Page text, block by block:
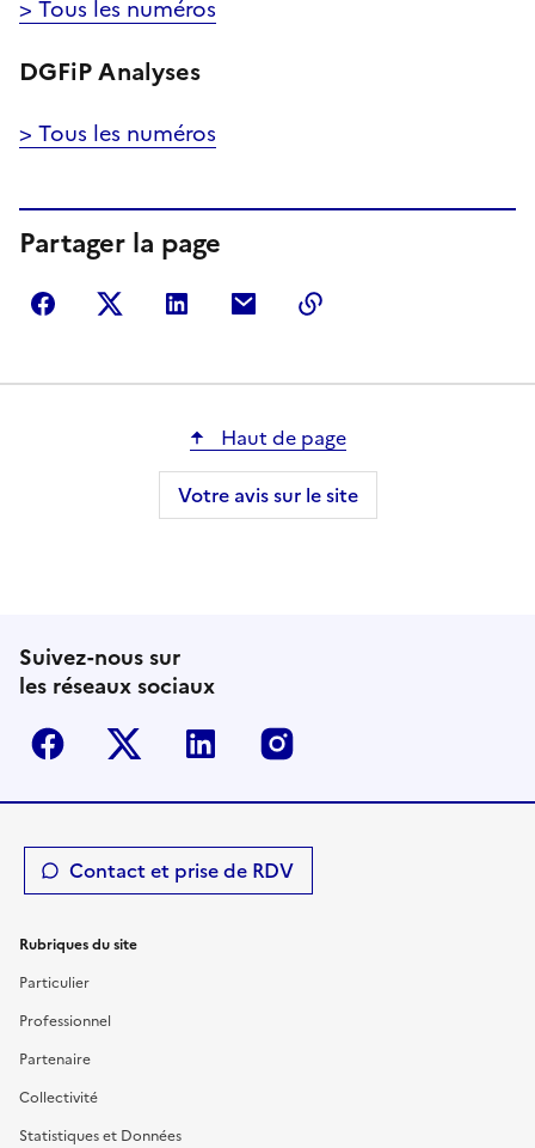
> Tous les numéros
DGFiP Analyses
> Tous les numéros
Partager la page
Partager sur Facebook
Partager sur Twitter
Partager sur LinkedIn
Partager par courriel
Haut de page
Votre avis sur le site
Suivez-nous sur
les réseaux sociaux
Facebook Twitter-X Linkedin
Contact et prise de RDV
Rubriques du site
Particulier
Professionnel
Partenaire
Collectivité
Statistiques et Données